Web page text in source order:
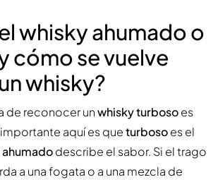
whisky ahumado o
cómo se vuelve
whisky?
de reconocer unwhisky turbosoes
aquí es queturbosoes el
ahumadodescribe el sabor. Si el trago
a una fogata o a una mezcla de